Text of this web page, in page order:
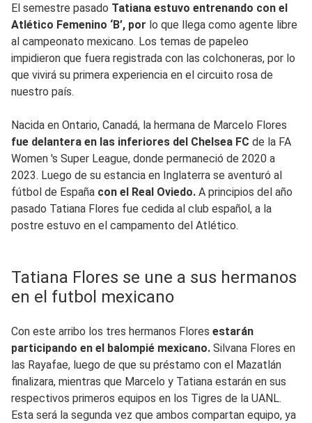
El semestre pasado Tatiana estuvo entrenando con el
Atlético Femenino ‘B’, por lo que llega como agente libre
al campeonato mexicano. Los temas de papeleo
impidieron que fuera registrada con las colchoneras, por lo
que vivirá su primera experiencia en el circuito rosa de
nuestro país.
Nacida en Ontario, Canadá, la hermana de Marcelo Flores
fue delantera en las inferiores del Chelsea FC de la FA
Women 's Super League, donde permaneció de 2020 a
2023. Luego de su estancia en Inglaterra se aventuró al
fútbol de España con el Real Oviedo. A principios del año
pasado Tatiana Flores fue cedida al club español, a la
postre estuvo en el campamento del Atlético.
Tatiana Flores se une a sus hermanos
en el futbol mexicano
Con este arribo los tres hermanos Flores estarán
participando en el balompié mexicano. Silvana Flores en
las Rayafae, luego de que su préstamo con el Mazatlán
finalizara, mientras que Marcelo y Tatiana estarán en sus
respectivos primeros equipos en los Tigres de la UANL.
Esta será la segunda vez que ambos compartan equipo, ya